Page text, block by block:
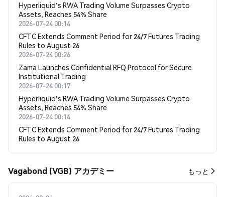
Hyperliquid's RWA Trading Volume Surpasses Crypto
Assets, Reaches 54% Share
2026-07-24 00:14
CFTC Extends Comment Period for 24/7 Futures Trading
Rules to August 26
2026-07-24 00:26
Zama Launches Confidential RFQ Protocol for Secure
Institutional Trading
2026-07-24 00:17
Hyperliquid's RWA Trading Volume Surpasses Crypto
Assets, Reaches 54% Share
2026-07-24 00:14
CFTC Extends Comment Period for 24/7 Futures Trading
Rules to August 26
Vagabond (VGB) アカデミー もっと